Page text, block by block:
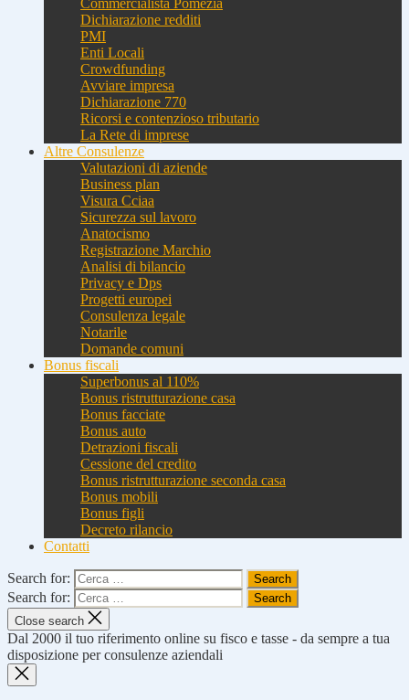
Commercialista Pomezia
Dichiarazione redditi
PMI
Enti Locali
Crowdfunding
Avviare impresa
Dichiarazione 770
Ricorsi e contenzioso tributario
La Rete di imprese
Altre Consulenze
Valutazioni di aziende
Business plan
Visura Cciaa
Sicurezza sul lavoro
Anatocismo
Registrazione Marchio
Analisi di bilancio
Privacy e Dps
Progetti europei
Consulenza legale
Notarile
Domande comuni
Bonus fiscali
Superbonus al 110%
Bonus ristrutturazione casa
Bonus facciate
Bonus auto
Detrazioni fiscali
Cessione del credito
Bonus ristrutturazione seconda casa
Bonus mobili
Bonus figli
Decreto rilancio
Contatti
Search for:
Search for:
Close search
Dal 2000 il tuo riferimento online su fisco e tasse - da sempre a tua
disposizione per consulenze aziendali